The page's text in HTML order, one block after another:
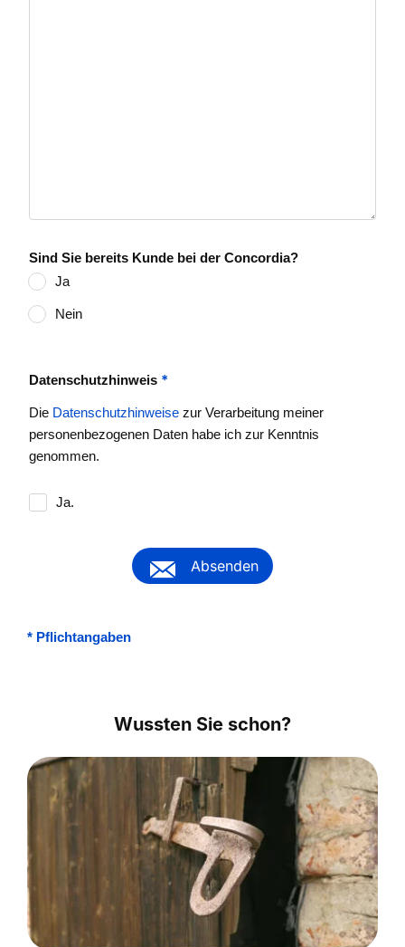
Sind Sie bereits Kunde bei der Concordia?
Ja
Nein
Datenschutzhinweis *
Die Datenschutzhinweise zur Verarbeitung meiner
personenbezogenen Daten habe ich zur Kenntnis
genommen.
Ja.
Absenden
* Pflichtangaben
Wussten Sie schon?